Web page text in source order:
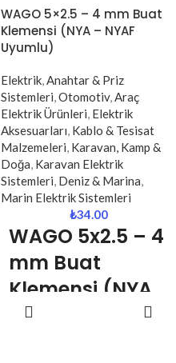
WAGO 2x2.5 – 4 mm buat
klemensi, elektrik tesisatlarında iki
kabloyu güvenli ve hızlı şekilde
profesyonel bağlantı elemanıdır.
NYA ve NYAF kablo tipleri ile
uyumlu olan bu klemens, yaylı
(vidasız) bağlantı sistemi
sayesinde kabloları sağlam
şekilde sabitler ve temas kaybını
önler. Kompakt yapısı ile buat
içlerinde düzenli ve güvenli
bağlantılar sağlar
WAGO 5×2.5 – 4 mm Buat
Klemensi (NYA – NYAF
Uyumlu)
Elektrik,Anahtar & Priz
Sistemleri,Otomotiv,Araç
Elektrik Ürünleri, Elektrik
Aksesuarları, Kablo & Tesisat
Malzemeleri, Karavan, Kamp &
Doğa, Karavan Elektrik
Sistemleri, Deniz & Marina,
Marin Elektrik Sistemleri
₺34.00
WAGO 5x2.5 – 4
mm Buat
Klemensi (NYA
– NYAF